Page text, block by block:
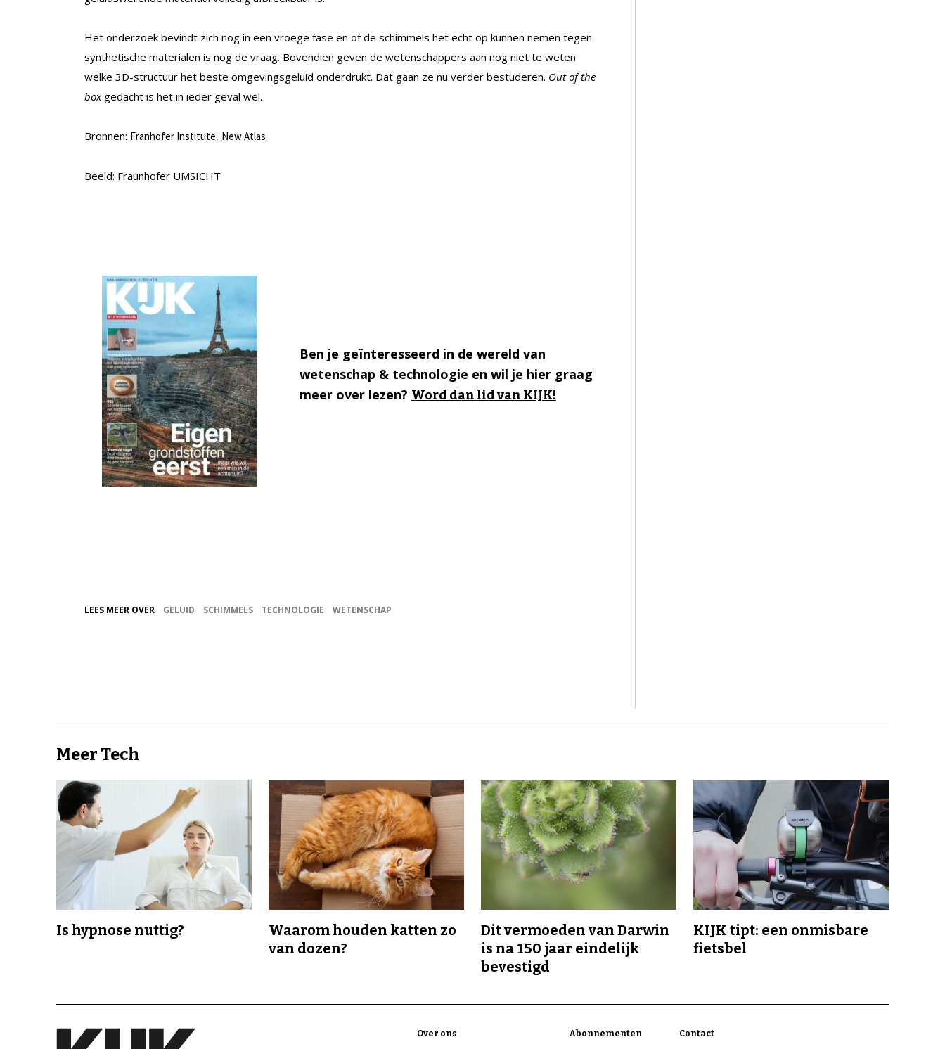
Het onderzoek bevindt zich nog in een vroege fase en of de schimmels het echt op kunnen nemen tegen
synthetische materialen is nog de vraag. Bovendien geven de wetenschappers aan nog niet te weten
welke 3D-structuur het beste omgevingsgeluid onderdrukt. Dat gaan ze nu verder bestuderen. Out of the
boxgedacht is het in ieder geval wel.
Bronnen: Franhofer Institute, New Atlas
Beeld: Fraunhofer UMSICHT
Ben je geïnteresseerd in de wereld van
wetenschap & technologie en wil je hier graag
meer over lezen? Word dan lid van KIJK!
LEES MEER OVER GELUID SCHIMMELS TECHNOLOGIE WETENSCHAP
Meer Tech
Is hypnose nuttig?
Waarom houden katten zo
van dozen?
Dit vermoeden van Darwin
is na 150 jaar eindelijk
bevestigd
KIJK tipt: een onmisbare
fietsbel
Over ons Abonnementen Contact